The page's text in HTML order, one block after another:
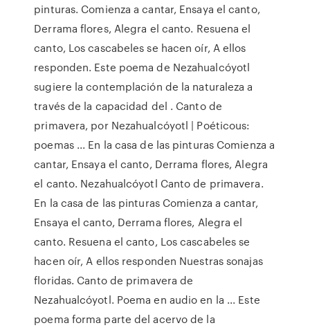
pinturas. Comienza a cantar, Ensaya el canto,
Derrama flores, Alegra el canto. Resuena el
canto, Los cascabeles se hacen oír, A ellos
responden. Este poema de Nezahualcóyotl
sugiere la contemplación de la naturaleza a
través de la capacidad del . Canto de
primavera, por Nezahualcóyotl | Poéticous:
poemas ... En la casa de las pinturas Comienza a
cantar, Ensaya el canto, Derrama flores, Alegra
el canto. Nezahualcóyotl Canto de primavera.
En la casa de las pinturas Comienza a cantar,
Ensaya el canto, Derrama flores, Alegra el
canto. Resuena el canto, Los cascabeles se
hacen oír, A ellos responden Nuestras sonajas
floridas. Canto de primavera de
Nezahualcóyotl. Poema en audio en la ... Este
poema forma parte del acervo de la